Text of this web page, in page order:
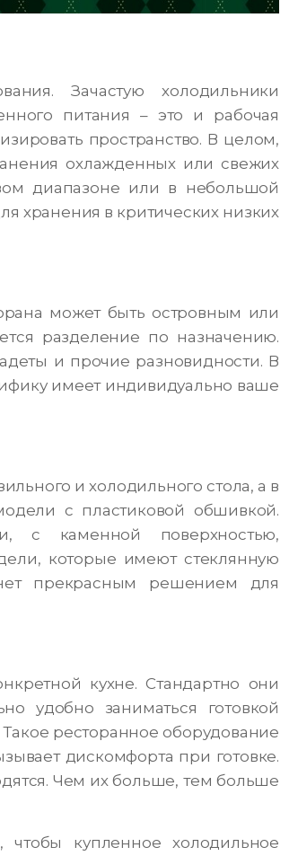
Зачастую холодильники
питания – это и рабочая
пространство. В целом,
охлажденных или свежих
диапазоне или в небольшой
хранения в критических низких
может быть островным или
разделение по назначению.
и прочие разновидности. В
имеет индивидуально ваше
и холодильного стола, а в
с пластиковой обшивкой.
с каменной поверхностью,
которые имеют стеклянную
прекрасным решением для
кухне. Стандартно они
удобно заниматься готовкой
ресторанное оборудование
дискомфорта при готовке.
Чем их больше, тем больше
купленное холодильное